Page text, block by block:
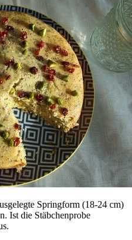
Springform (18-24 cm)
Ist die Stäbchenprobe